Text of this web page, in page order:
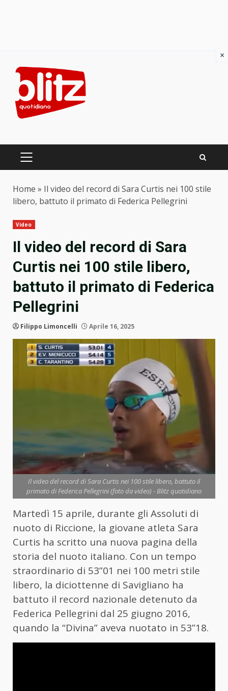
content
PRIMARY
Home » Il video del record di Sara Curtis nei 100 stile
libero, battuto il primato di Federica Pellegrini
Video
Il video del record di Sara
Curtis nei 100 stile libero,
battuto il primato di Federica
Pellegrini
Filippo Limoncelli Aprile 16, 2025
Il video del record di Sara Curtis nei 100 stile libero, battuto il
primato di Federica Pellegrini (foto da video) - Blitz quotidiano
Martedì 15 aprile, durante gli Assoluti di
nuoto di Riccione, la giovane atleta Sara
Curtis ha scritto una nuova pagina della
storia del nuoto italiano. Con un tempo
straordinario di 53”01 nei 100 metri stile
libero, la diciottenne di Savigliano ha
battuto il record nazionale detenuto da
Federica Pellegrini dal 25 giugno 2016,
quando la “Divina” aveva nuotato in 53”18.
×